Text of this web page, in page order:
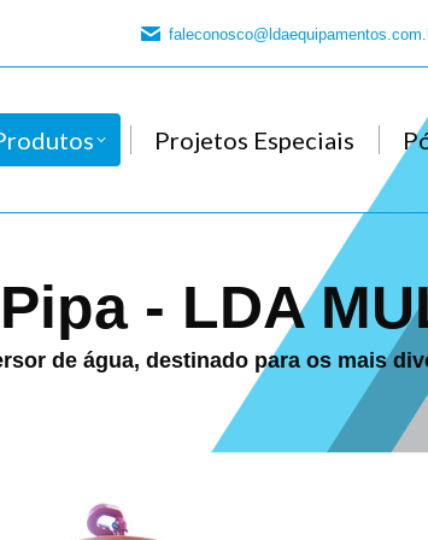
Projetos Especiais
- LDA
de água, destinado para os mais